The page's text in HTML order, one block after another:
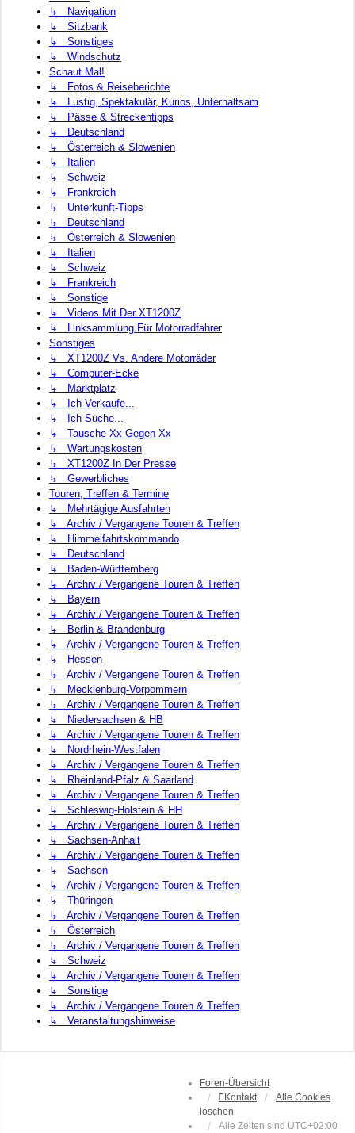
↳ Navigation
↳ Sitzbank
↳ Sonstiges
↳ Windschutz
Schaut Mal!
↳ Fotos & Reiseberichte
↳ Lustig, Spektakulär, Kurios, Unterhaltsam
↳ Pässe & Streckentipps
↳ Deutschland
↳ Österreich & Slowenien
↳ Italien
↳ Schweiz
↳ Frankreich
↳ Unterkunft-Tipps
↳ Deutschland
↳ Österreich & Slowenien
↳ Italien
↳ Schweiz
↳ Frankreich
↳ Sonstige
↳ Videos Mit Der XT1200Z
↳ Linksammlung Für Motorradfahrer
Sonstiges
↳ XT1200Z Vs. Andere Motorräder
↳ Computer-Ecke
↳ Marktplatz
↳ Ich Verkaufe...
↳ Ich Suche...
↳ Tausche Xx Gegen Xx
↳ Wartungskosten
↳ XT1200Z In Der Presse
↳ Gewerbliches
Touren, Treffen & Termine
↳ Mehrtägige Ausfahrten
↳ Archiv / Vergangene Touren & Treffen
↳ Himmelfahrtskommando
↳ Deutschland
↳ Baden-Württemberg
↳ Archiv / Vergangene Touren & Treffen
↳ Bayern
↳ Archiv / Vergangene Touren & Treffen
↳ Berlin & Brandenburg
↳ Archiv / Vergangene Touren & Treffen
↳ Hessen
↳ Archiv / Vergangene Touren & Treffen
↳ Mecklenburg-Vorpommern
↳ Archiv / Vergangene Touren & Treffen
↳ Niedersachsen & HB
↳ Archiv / Vergangene Touren & Treffen
↳ Nordrhein-Westfalen
↳ Archiv / Vergangene Touren & Treffen
↳ Rheinland-Pfalz & Saarland
↳ Archiv / Vergangene Touren & Treffen
↳ Schleswig-Holstein & HH
↳ Archiv / Vergangene Touren & Treffen
↳ Sachsen-Anhalt
↳ Archiv / Vergangene Touren & Treffen
↳ Sachsen
↳ Archiv / Vergangene Touren & Treffen
↳ Thüringen
↳ Archiv / Vergangene Touren & Treffen
↳ Österreich
↳ Archiv / Vergangene Touren & Treffen
↳ Schweiz
↳ Archiv / Vergangene Touren & Treffen
↳ Sonstige
↳ Archiv / Vergangene Touren & Treffen
↳ Veranstaltungshinweise
Foren-Übersicht
Kontakt
Alle Cookies
löschen
Alle Zeiten sind UTC+02:00